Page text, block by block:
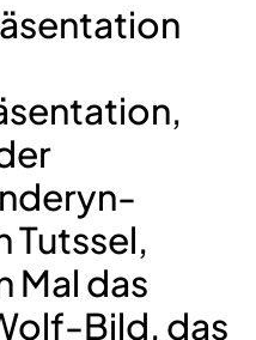
Tutssel,
Mal das
Bild, das